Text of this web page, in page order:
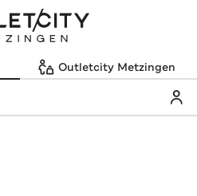
Outletcity Metzingen